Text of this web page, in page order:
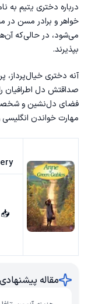
خواهر و برادر مسن در
می‌شود، در حالی‌که
بپذیرند.
آنه دختری
صداقتش دل اطرافیان
فضای دل‌نشین و
مهارت خواندن انگلیسی
📥
مقاله